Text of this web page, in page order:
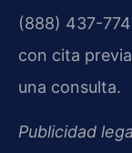
(888) 437-
con cita
una consulta.
Publicidad